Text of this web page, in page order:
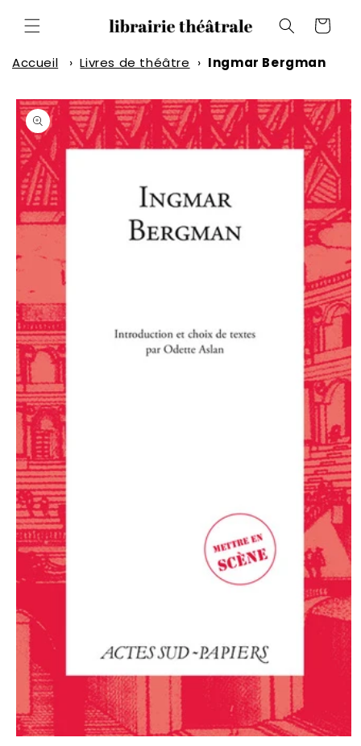
passer
au
Panier
Accueil › Livres de théâtre › Ingmar Bergman
Passer aux
informations
produits